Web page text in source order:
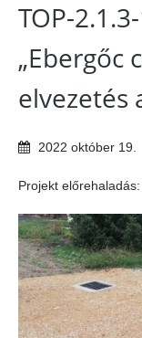
TOP-
„Ebergőc
elvezetés
2022 október 19
Projekt előrehaladás: